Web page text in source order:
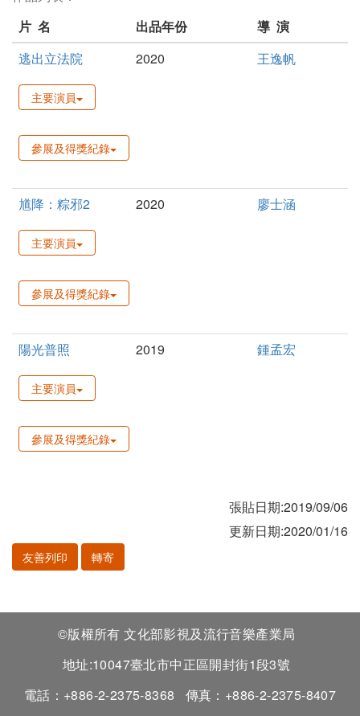
片 名
出品年份
導 演
逃出立法院
2020 王逸帆
主要演員
參展及得獎紀錄
馗降：粽邪2 2020 廖士涵
主要演員
參展及得獎紀錄
陽光普照 2019 鍾孟宏
主要演員
參展及得獎紀錄
張貼日期:2019/09/06
更新日期:2020/01/16
友善列印 轉寄
©版權所有 文化部影視及流行音樂產業局
地址:10047臺北市中正區開封街1段3號
電話：+886-2-2375-8368
傳真：+886-2-2375-8407